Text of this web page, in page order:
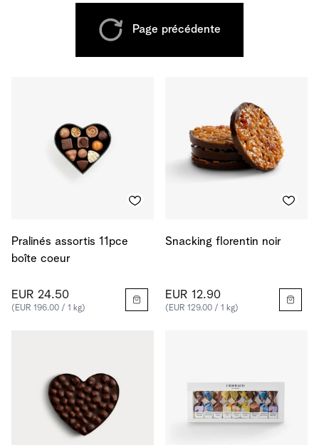
Page précédente
Pralinés assortis 11pce
boîte coeur
EUR 24.50
(EUR 196.00 / 1 kg)
Snacking florentin noir
EUR 12.90
(EUR 129.00 / 1 kg)